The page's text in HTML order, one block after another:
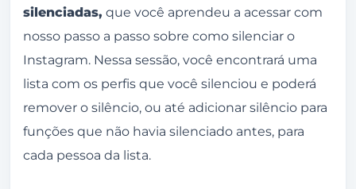
silenciadas, que você aprendeu a acessar com
nosso passo a passo sobre como silenciar o
Instagram. Nessa sessão, você encontrará uma
lista com os perfis que você silenciou e poderá
remover o silêncio, ou até adicionar silêncio para
funções que não havia silenciado antes, para
cada pessoa da lista.